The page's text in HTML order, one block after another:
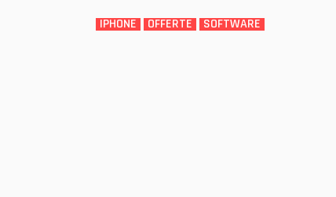
IPHONE OFFERTE SOFTWARE